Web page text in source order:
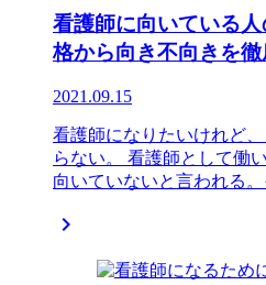
看護師に向いている
格から向き不向きを
2021.09.15
看護師になりたいけれど
らない。 看護師として働
向いていないと言われる。
